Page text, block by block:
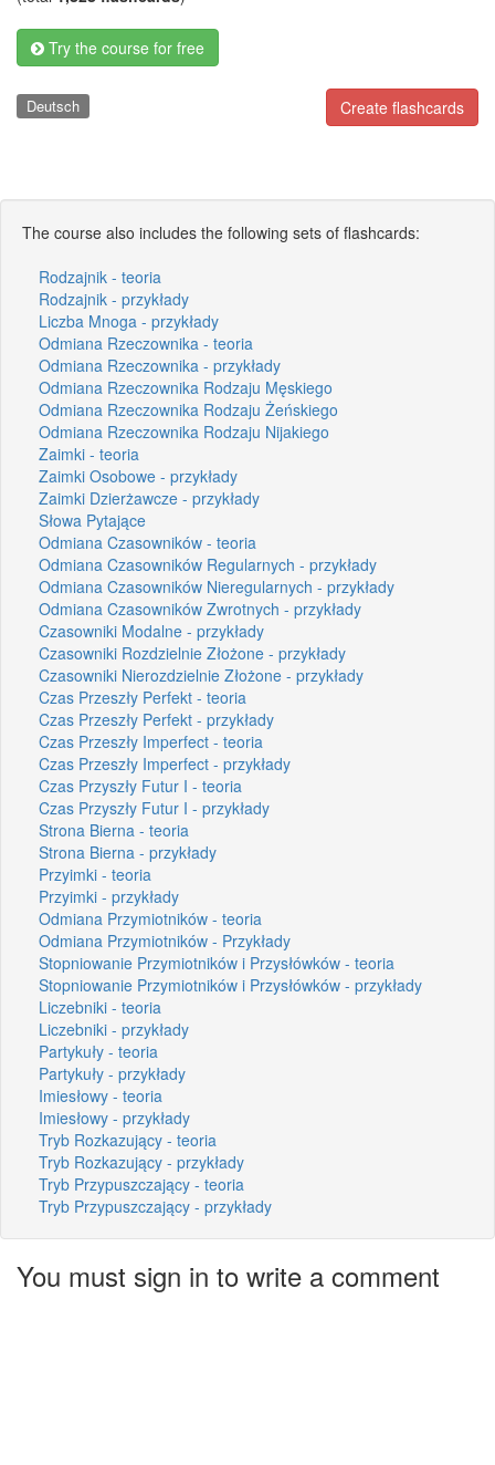
Try the course for free
Create flashcards
Deutsch
The course also includes the following sets of flashcards:
Rodzajnik - teoria
Rodzajnik - przykłady
Liczba Mnoga - przykłady
Odmiana Rzeczownika - teoria
Odmiana Rzeczownika - przykłady
Odmiana Rzeczownika Rodzaju Męskiego
Odmiana Rzeczownika Rodzaju Żeńskiego
Odmiana Rzeczownika Rodzaju Nijakiego
Zaimki - teoria
Zaimki Osobowe - przykłady
Zaimki Dzierżawcze - przykłady
Słowa Pytające
Odmiana Czasowników - teoria
Odmiana Czasowników Regularnych - przykłady
Odmiana Czasowników Nieregularnych - przykłady
Odmiana Czasowników Zwrotnych - przykłady
Czasowniki Modalne - przykłady
Czasowniki Rozdzielnie Złożone - przykłady
Czasowniki Nierozdzielnie Złożone - przykłady
Czas Przeszły Perfekt - teoria
Czas Przeszły Perfekt - przykłady
Czas Przeszły Imperfect - teoria
Czas Przeszły Imperfect - przykłady
Czas Przyszły Futur I - teoria
Czas Przyszły Futur I - przykłady
Strona Bierna - teoria
Strona Bierna - przykłady
Przyimki - teoria
Przyimki - przykłady
Odmiana Przymiotników - teoria
Odmiana Przymiotników - Przykłady
Stopniowanie Przymiotników i Przysłówków - teoria
Stopniowanie Przymiotników i Przysłówków - przykłady
Liczebniki - teoria
Liczebniki - przykłady
Partykuły - teoria
Partykuły - przykłady
Imiesłowy - teoria
Imiesłowy - przykłady
Tryb Rozkazujący - teoria
Tryb Rozkazujący - przykłady
Tryb Przypuszczający - teoria
Tryb Przypuszczający - przykłady
You must sign in to write a comment